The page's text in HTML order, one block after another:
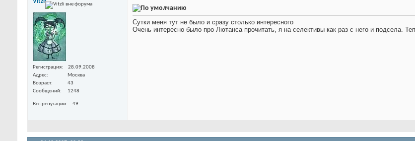
Регистрация
28.09.2008
Адрес
Москва
Возраст
43
Сообщений
1248
Вес репутации 49
Сутки меня тут не было и сразу столько интересного
Очень интересно было про Лютанса прочитать, я на селективы как раз с него и подсела.